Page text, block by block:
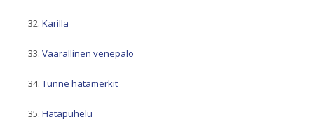
Karilla
Vaarallinen venepalo
Tunne hätämerkit
Hätäpuhelu